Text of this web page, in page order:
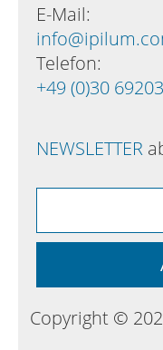
E-Mail:
Telefon:
+49 (0)30
NEWSLETTER
Copyright ©